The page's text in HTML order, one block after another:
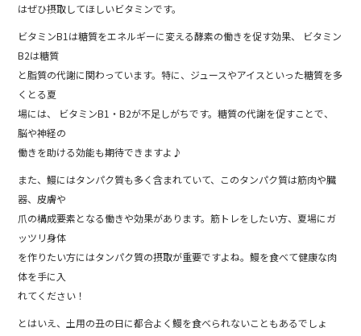
はぜひ摂取してほしいビタミンです。
ビタミンB1は糖質をエネルギーに変える酵素の働きを促す効果、 ビタミン
B2は糖質
と脂質の代謝に関わっています。特に、ジュースやアイスといった糖質を多
くとる夏
場には、 ビタミンB1・B2が不足しがちです。糖質の代謝を促すことで、
脳や神経の
働きを助ける効能も期待できますよ♪
また、鰻にはタンパク質も多く含まれていて、このタンパク質は筋肉や臓
器、皮膚や
爪の構成要素となる働きや効果があります。筋トレをしたい方、夏場にガ
ッツリ身体
を作りたい方にはタンパク質の摂取が重要ですよね。鰻を食べて健康な肉
体を手に入
れてください！
とはいえ、土用の丑の日に都合よく鰻を食べられないこともあるでしょ